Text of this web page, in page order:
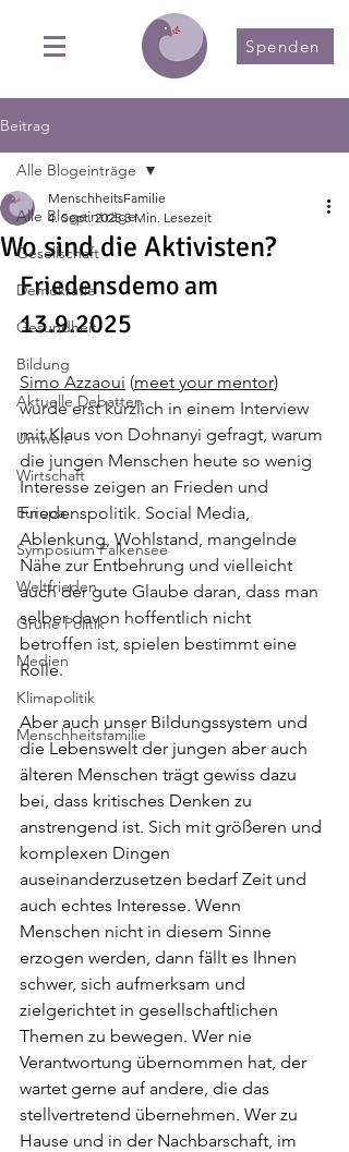
Spenden
Beitrag
Alle Blogeinträge
Gesellschaft
Demokratie
Gesundheit
Bildung
Aktuelle Debatten
Umwelt
Wirtschaft
Europa
Symposium Falkensee
Weltfrieden
Grüne Politik
Medien
Klimapolitik
Menschheitsfamilie
Alle Blogeinträge
Wo sind die Aktivisten?
MenschheitsFamilie
4. Sept. 2025 3 Min. Lesezeit
Friedensdemo am
13.9.2025
Simo Azzaoui (meet your mentor)
wurde erst kürzlich in einem Interview
mit Klaus von Dohnanyi gefragt, warum
die jungen Menschen heute so wenig
Interesse zeigen an Frieden und
Friedenspolitik. Social Media,
Ablenkung, Wohlstand, mangelnde
Nähe zur Entbehrung und vielleicht
auch der gute Glaube daran, dass man
selber davon hoffentlich nicht
betroffen ist, spielen bestimmt eine
Rolle.
Aber auch unser Bildungssystem und
die Lebenswelt der jungen aber auch
älteren Menschen trägt gewiss dazu
bei, dass kritisches Denken zu
anstrengend ist. Sich mit größeren und
komplexen Dingen
auseinanderzusetzen bedarf Zeit und
auch echtes Interesse. Wenn
Menschen nicht in diesem Sinne
erzogen werden, dann fällt es Ihnen
schwer, sich aufmerksam und
zielgerichtet in gesellschaftlichen
Themen zu bewegen. Wer nie
Verantwortung übernommen hat, der
wartet gerne auf andere, die das
stellvertretend übernehmen. Wer zu
Hause und in der Nachbarschaft, im